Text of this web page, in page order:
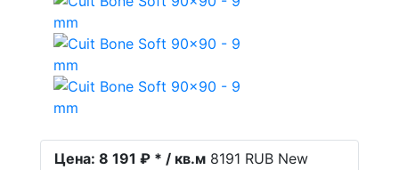
Цена: 8 191 ₽ * / кв.м 8191 RUB New